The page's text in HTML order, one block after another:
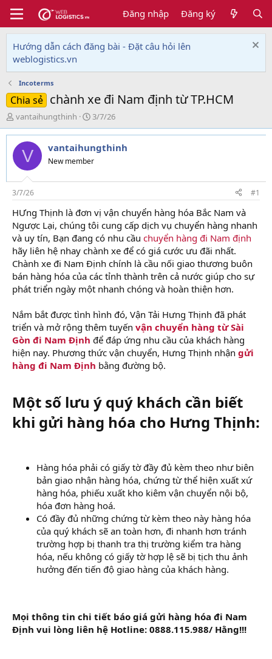
Đăng nhập Đăng ký
Hướng dẫn cách đăng bài - Đặt câu hỏi lên
weblogistics.vn
Incoterms
Chia sẻ chành xe đi Nam định từ TP.HCM
T
h
r
e
d
s
t
a
r
t
e
r
vantaihungthinh
N
g
à
y
g
i
3/7/26
V vantaihungthinh
New member
3/7/26 #1
HƯng Thịnh là đơn vị vận chuyển hàng hóa Bắc Nam và
Ngược Lại, chúng tôi cung cấp dịch vụ chuyển hàng nhanh
và uy tín, Bạn đang có nhu cầu chuyển hàng đi Nam định
hãy liên hệ nhay chành xe để có giá cước ưu đãi nhất.
Chành xe đi Nam Định chính là cầu nối giao thương buôn
bán hàng hóa của các tỉnh thành trên cả nước giúp cho sự
phát triển ngày một nhanh chóng và hoàn thiện hơn.
Nắm bắt được tình hình đó, Vận Tải Hưng Thịnh đã phát
triển và mở rộng thêm tuyến vận chuyển hàng từ Sài
Gòn đi Nam Định để đáp ứng nhu cầu của khách hàng
hiện nay. Phương thức vận chuyển, Hưng Thịnh nhận gửi
hàng đi Nam Định bằng đường bộ.
Một số lưu ý quý khách cần biết
khi gửi hàng hóa cho Hưng Thịnh:
Hàng hóa phải có giấy tờ đầy đủ kèm theo như biên
bản giao nhận hàng hóa, chứng từ thể hiện xuất xứ
hàng hóa, phiếu xuất kho kiêm vận chuyển nội bộ,
hóa đơn hàng hoá.
Có đầy đủ những chứng từ kèm theo này hàng hóa
của quý khách sẽ an toàn hơn, đi nhanh hơn tránh
trường hợp bị thanh tra thị trường kiểm tra hàng
hóa, nếu không có giấy tờ hợp lệ sẽ bị tịch thu ảnh
hưởng đến tiến độ giao hàng của khách hàng.
Mọi thông tin chi tiết báo giá gửi hàng hóa đi Nam
Định vui lòng liên hệ Hotline: 0888.115.988/ Hằng!!!